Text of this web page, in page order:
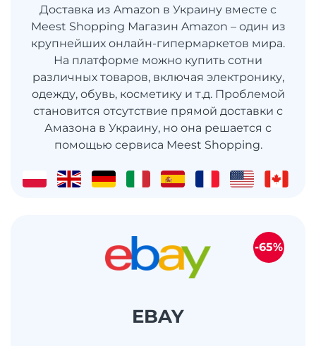
Доставка из Amazon в Украину вместе с
Meest Shopping Магазин Amazon – один из
крупнейших онлайн-гипермаркетов мира.
На платформе можно купить сотни
различных товаров, включая электронику,
одежду, обувь, косметику и т.д. Проблемой
становится отсутствие прямой доставки с
Амазона в Украину, но она решается с
помощью сервиса Meest Shopping.
EBAY
-65%